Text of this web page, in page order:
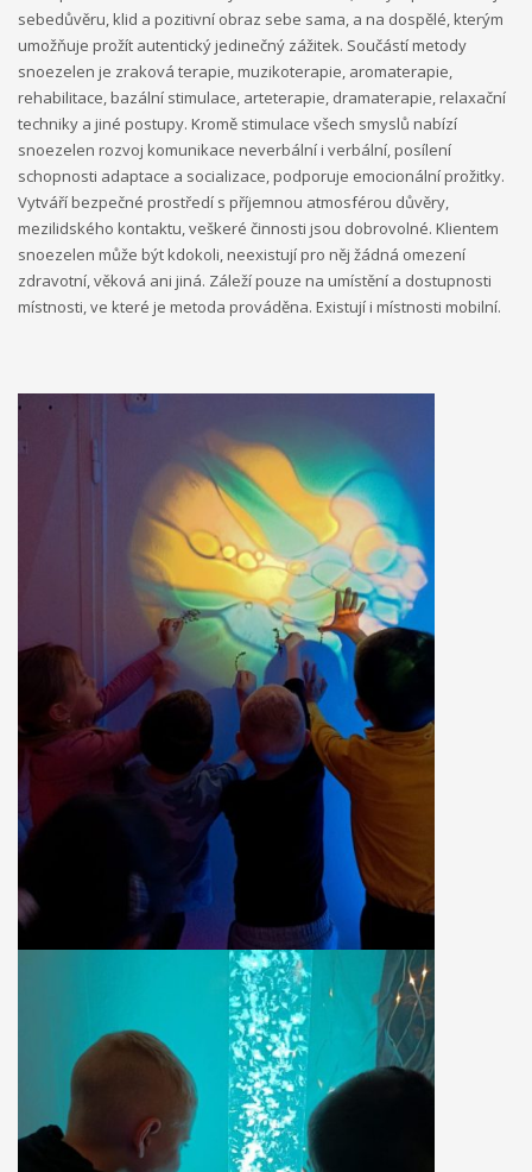
Budou svou činností propagovat EDS a program Erasmus+. Mezi
hlavní aktivity bude patřit seznámení místní komunity i
dobrovolníka s novou kulturou.
Projekty 2015:
Ministerstvo práce a sociálních věcí ve spolupráci s
občanským sdružením Kamarád Nenuda realizují v
letošním roce projekty Bezpečné hnízdo a Snoezelen.
Projekt zároveň napomáhá zdravému vývoji dítěte, přes
zkvalitnění vztahů v rodině a prostřednictvím rodinného
zážitkového odpoledne až ke komplexnímu poradenství, které
rodiny s ohroženými dětmi. Pobyt v místnosti Snoezelen je
přelomovým trávením volného času dětí i dospělých. Jedná se
zároveň o efektivní metodu řešení civilizačních problémů.
Pozitivní vliv této metody je vidět u poruch jako jsou
hyperaktivita, nedostatečná schopnost soustředění, strach,
úzkosti, komunikační a sociální problémy.Místnost Snoezelen
je speciálně upravená a jejím cílem je působit na všechny lidské
smysly. Just grow up - Výměna mládeže
a traning course
Otázky, kterými se projekt zabývá, jsou dále
uplatnění mládeže na trhu práce, sebepoznání mládeže,
možnosti rozvoje mládeže pro lepší uplatnění na trhu práce v
rámci jednotlivých zemí a EU, interkulturní dialog, zlepšení
kvality služeb při práci s mládeží a mezinárodní spolupráce
organizací působících v oblasti mládeže.
Projekt probíhá ve
dvou fázích. V první fázi proběhla výměna třiceti účastníků, kteří
jsou nezaměstnaní nebo ohroženi nezaměstnaností. Během
výměny mládeže jsme hledali možnosti profesního uplatnění
mladých lidí napříč Evropou. Mladí lidé se zúčastnili několika
workshopů, jejichž cílem byl především seberozvoj osobnosti.
Také jsme hledali další možnosti profesního uplatnění
navštěvou Úřadu práce ve Zlíně a personální agentury.
fází projektu je školící kurz (training course), během nějž se
setkají pracovníci, kteří pracují s nezaměstnanou mládeží.
Shrnou výsledky výměny mládeže a zároveň budou hledat další
nové přístupy pro práci s cílovou skupinou. Výměna se
sebedůvěru, klid a pozitivní obraz sebe sama, a na dospělé, kterým
umožňuje prožít autentický jedinečný zážitek. Součástí metody
snoezelen je zraková terapie, muzikoterapie, aromaterapie,
rehabilitace, bazální stimulace, arteterapie, dramaterapie, relaxační
techniky a jiné postupy. Kromě stimulace všech smyslů nabízí
snoezelen rozvoj komunikace neverbální i verbální, posílení
schopnosti adaptace a socializace, podporuje emocionální prožitky.
Vytváří bezpečné prostředí s příjemnou atmosférou důvěry,
mezilidského kontaktu, veškeré činnosti jsou dobrovolné. Klientem
snoezelen může být kdokoli, neexistují pro něj žádná omezení
zdravotní, věková ani jiná. Záleží pouze na umístění a dostupnosti
místnosti, ve které je metoda prováděna. Existují i místnosti mobilní.